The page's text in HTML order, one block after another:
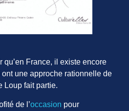
qu’en France, il existe encore
une approche rationnelle de
Loup fait partie.
de l’occasion pour